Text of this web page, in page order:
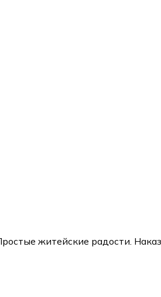
житейские радости.